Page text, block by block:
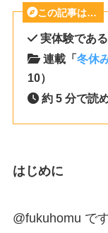
この記事は…
実体験であ
連載「冬休
10）
約 5 分で読
はじめに
@fukuhomu で